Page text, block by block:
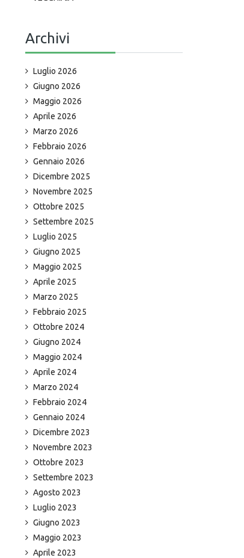
Archivi
Luglio 2026
Giugno 2026
Maggio 2026
Aprile 2026
Marzo 2026
Febbraio 2026
Gennaio 2026
Dicembre 2025
Novembre 2025
Ottobre 2025
Settembre 2025
Luglio 2025
Giugno 2025
Maggio 2025
Aprile 2025
Marzo 2025
Febbraio 2025
Ottobre 2024
Giugno 2024
Maggio 2024
Aprile 2024
Marzo 2024
Febbraio 2024
Gennaio 2024
Dicembre 2023
Novembre 2023
Ottobre 2023
Settembre 2023
Agosto 2023
Luglio 2023
Giugno 2023
Maggio 2023
Aprile 2023